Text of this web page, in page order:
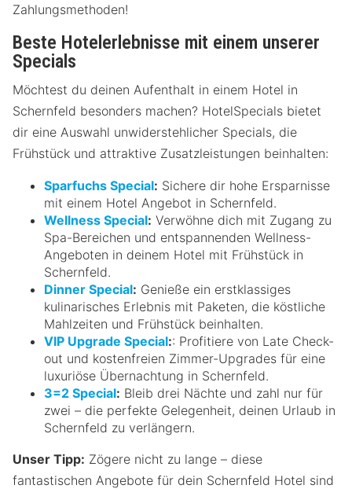
Zahlungsmethoden!
Beste Hotelerlebnisse mit einem unserer
Specials
Möchtest du deinen Aufenthalt in einem Hotel in
Schernfeld besonders machen? HotelSpecials bietet
dir eine Auswahl unwiderstehlicher Specials, die
Frühstück und attraktive Zusatzleistungen beinhalten:
Sparfuchs Special: Sichere dir hohe Ersparnisse
mit einem Hotel Angebot in Schernfeld.
Wellness Special: Verwöhne dich mit Zugang zu
Spa-Bereichen und entspannenden Wellness-
Angeboten in deinem Hotel mit Frühstück in
Schernfeld.
Dinner Special: Genieße ein erstklassiges
kulinarisches Erlebnis mit Paketen, die köstliche
Mahlzeiten und Frühstück beinhalten.
VIP Upgrade Special:: Profitiere von Late Check-
out und kostenfreien Zimmer-Upgrades für eine
luxuriöse Übernachtung in Schernfeld.
3=2 Special: Bleib drei Nächte und zahl nur für
zwei – die perfekte Gelegenheit, deinen Urlaub in
Schernfeld zu verlängern.
Unser Tipp: Zögere nicht zu lange – diese
fantastischen Angebote für dein Schernfeld Hotel sind